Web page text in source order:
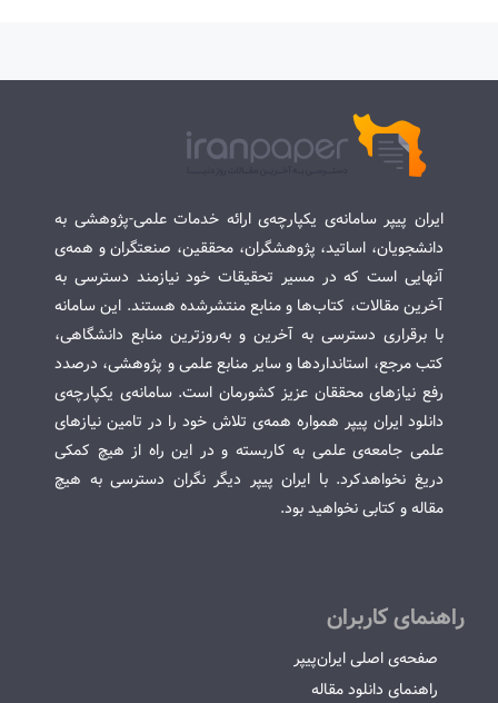
ایران پیپر سامانه‌ی یکپارچه‌ی ارائه خدمات علمی-پژوهشی به
دانشجویان، اساتید، پژوهشگران، محققین، صنعتگران و همه‌ی
آنهایی است که در مسیر تحقیقات خود نیازمند دسترسی به
آخرین مقالات، کتاب‌ها و منابع منتشرشده هستند. این سامانه
با برقراری دسترسی به آخرین و به‌روزترین منابع دانشگاهی،
کتب مرجع، استانداردها و سایر منابع علمی و پژوهشی، درصدد
رفع نیازهای محققان عزیز کشورمان است. سامانه‌ی یکپارچه‌ی
دانلود ایران پیپر همواره همه‌ی تلاش خود را در تامین نیازهای
علمی جامعه‌ی علمی به کاربسته و در این راه از هیچ کمکی
دریغ نخواهدکرد. با ایران پیپر دیگر نگران دسترسی به هیچ
مقاله و کتابی نخواهید بود.
راهنمای کاربران
صفحه‌ی اصلی ایران‌پیپر
راهنمای دانلود مقاله